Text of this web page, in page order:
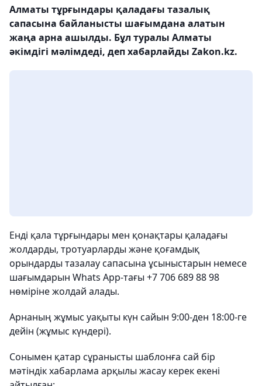
Алматы тұрғындары қаладағы тазалық
сапасына байланысты шағымдана алатын
жаңа арна ашылды. Бұл туралы Алматы
әкімдігі мәлімдеді, деп хабарлайды Zakon.kz.
Енді қала тұрғындары мен қонақтары қаладағы
жолдарды, тротуарларды және қоғамдық
орындарды тазалау сапасына ұсыныстарын немесе
шағымдарын Whats App-тағы +7 706 689 88 98
нөміріне жолдай алады.
Арнаның жұмыс уақыты күн сайын 9:00-ден 18:00-ге
дейін (жұмыс күндері).
Сонымен қатар сұранысты шаблонға сай бір
мәтіндік хабарлама арқылы жасау керек екені